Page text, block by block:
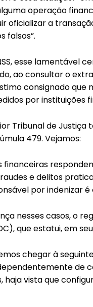
est nibh, lobortis sit
euismod ac
mollis pellentesque
quis est ac felis
varius natoque dolor
operação
oficializar a
falsos”.
esse lamentável
ao consultar o
consignado que
por instituições
Tribunal de
479. Vejamos:
financeiras
e delitos
por indenizar
nesses casos, o
que estatui, em
chegar à
de
vista que